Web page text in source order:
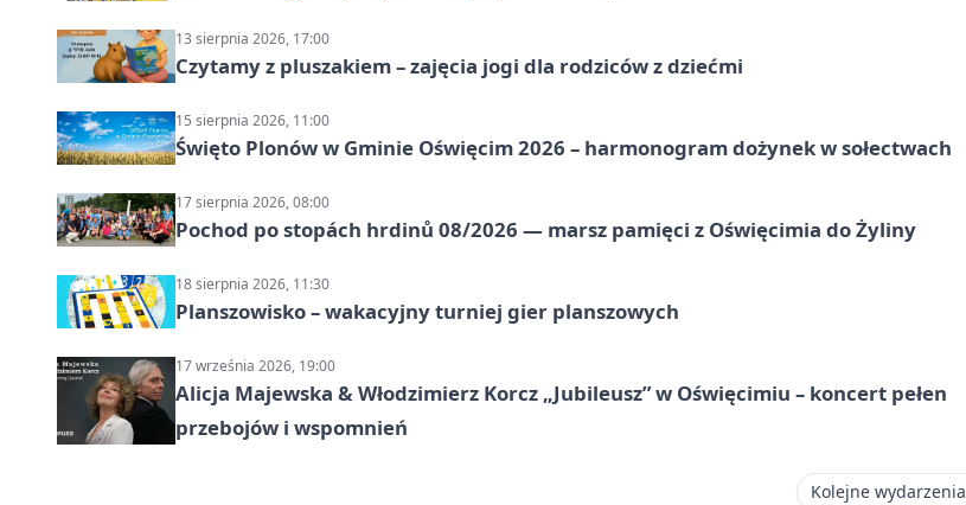
13 sierpnia 2026, 17:00
Czytamy z pluszakiem – zajęcia jogi dla rodziców z dziećmi
15 sierpnia 2026, 11:00
Święto Plonów w Gminie Oświęcim 2026 – harmonogram dożynek w sołectwach
17 sierpnia 2026, 08:00
Pochod po stopách hrdinů 08/2026 — marsz pamięci z Oświęcimia do Żyliny
18 sierpnia 2026, 11:30
Planszowisko – wakacyjny turniej gier planszowych
17 września 2026, 19:00
Alicja Majewska & Włodzimierz Korcz „Jubileusz” w Oświęcimiu – koncert pełen
przebojów i wspomnień
Kolejne wydarzenia